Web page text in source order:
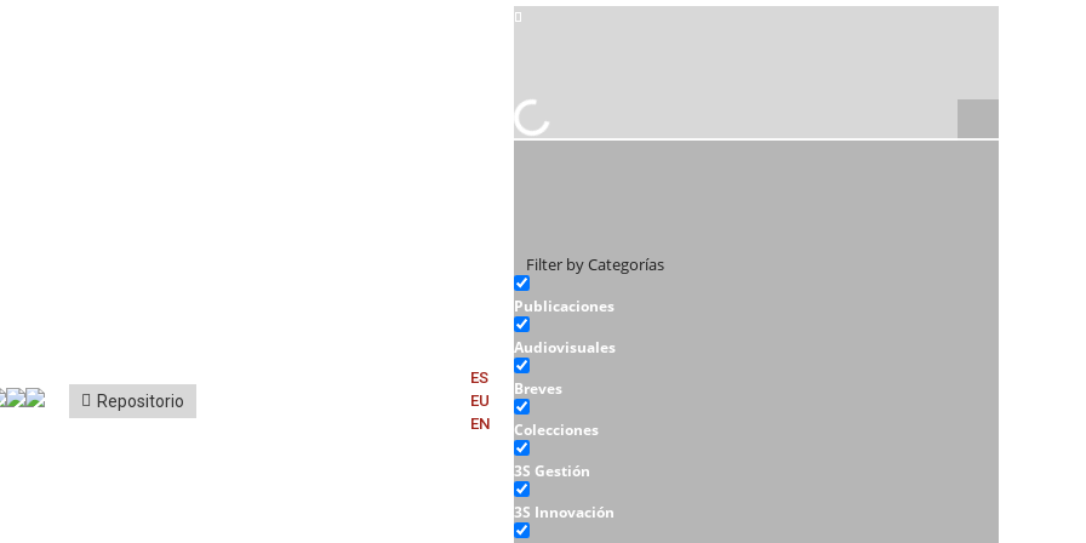
Repositorio
ES
EU
EN
Filter by Categorías
Publicaciones
Audiovisuales
Breves
Colecciones
3S Gestión
3S Innovación